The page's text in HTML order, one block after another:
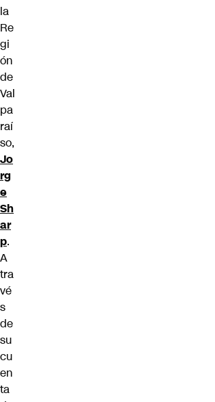
la
Re
gi
ón
de
Val
pa
raí
so,
Jo
rg
e
Sh
ar
p.
A
tra
vé
s
de
su
cu
en
ta